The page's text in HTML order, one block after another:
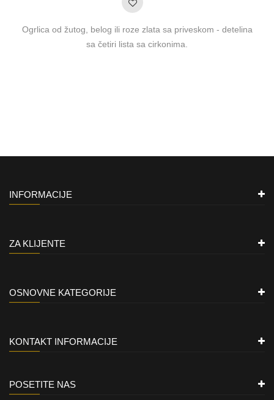
Ogrlica od žutog, belog ili roze zlata sa priveskom - detelina
sa četiri lista sa cirkonima.
INFORMACIJE
ZA KLIJENTE
OSNOVNE KATEGORIJE
KONTAKT INFORMACIJE
POSETITE NAS